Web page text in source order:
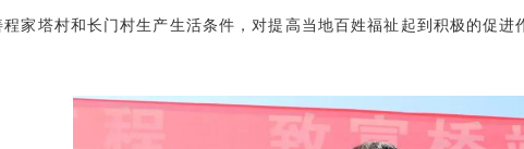
家塔村和长门村生产生活条件，对提高当地百姓福祉起到积极的促